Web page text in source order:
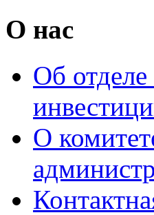
О нас
Об отделе
О